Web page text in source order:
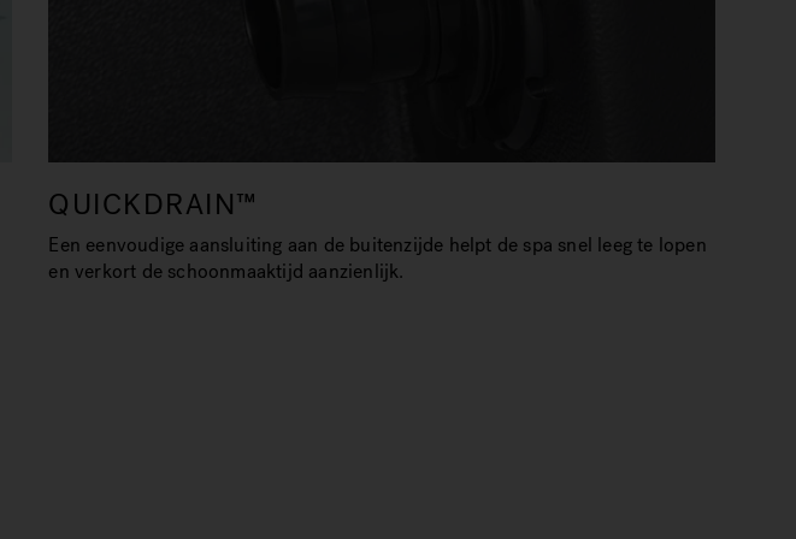
QUICKDRAIN™
Een eenvoudige aansluiting aan de buitenzijde helpt de spa snel leeg te lopen
en verkort de schoonmaaktijd aanzienlijk.